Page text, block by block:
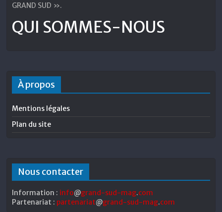
GRAND SUD ».
QUI SOMMES-NOUS
À propos
Mentions légales
Plan du site
Nous contacter
Information : info@grand-sud-mag.com
Partenariat : partenariat@grand-sud-mag.com